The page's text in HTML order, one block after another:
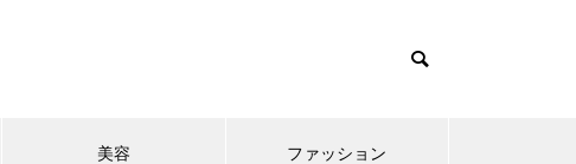
美容 ファッション